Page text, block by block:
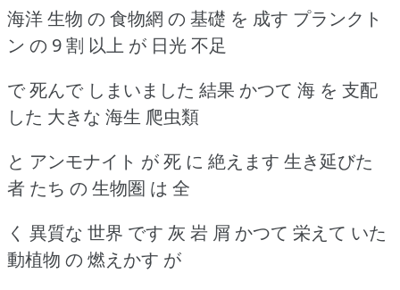
海洋 生物 の 食物網 の 基礎 を 成す プランクト
ン の 9 割 以上 が 日光 不足
で 死んで しまいました 結果 かつて 海 を 支配
した 大きな 海生 爬虫類
と アンモナイト が 死 に 絶えます 生き延びた
者 たち の 生物圏 は 全
く 異質な 世界 です 灰 岩 屑 かつて 栄えて いた
動植物 の 燃えかす が